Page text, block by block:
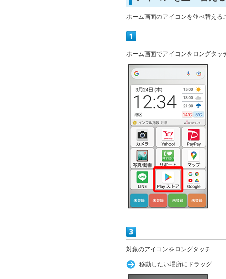
ホーム画面のアイコンを並べ替える
ホーム画面でアイコンをロングタッ
対象のアイコンをロングタッチ
移動したい場所にドラッグ